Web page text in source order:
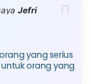
Jefri
yang serius
untuk orang yang